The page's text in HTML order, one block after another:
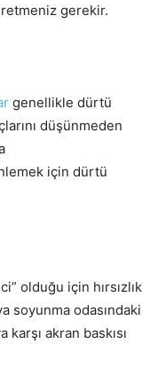
gerekir.
genellikle dürtü
düşünmeden
için dürtü
olduğu için hırsızlık
soyunma odasındaki
akran baskısı